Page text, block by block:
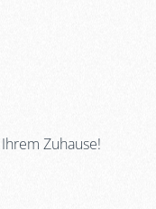
Zuhause!